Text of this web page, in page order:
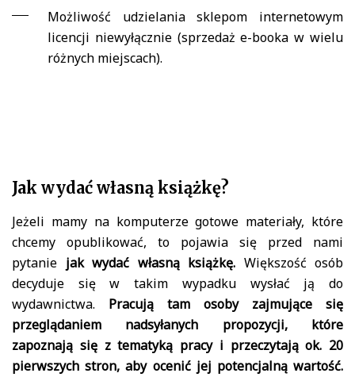
Możliwość udzielania sklepom internetowym
licencji niewyłącznie (sprzedaż e-booka w wielu
różnych miejscach).
Jak wydać własną książkę?
Jeżeli mamy na komputerze gotowe materiały, które
chcemy opublikować, to pojawia się przed nami
pytanie jak wydać własną książkę. Większość osób
decyduje się w takim wypadku wysłać ją do
wydawnictwa. Pracują tam osoby zajmujące się
przeglądaniem nadsyłanych propozycji, które
zapoznają się z tematyką pracy i przeczytają ok. 20
pierwszych stron, aby ocenić jej potencjalną wartość.